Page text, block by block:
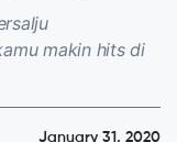
makin hits di
January 31, 2020